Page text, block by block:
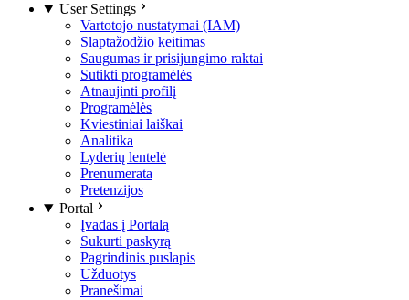
User Settings
Vartotojo nustatymai (IAM)
Slaptažodžio keitimas
Saugumas ir prisijungimo raktai
Sutikti programėlės
Atnaujinti profilį
Programėlės
Kviestiniai laiškai
Analitika
Lyderių lentelė
Prenumerata
Pretenzijos
Portal
Įvadas į Portalą
Sukurti paskyrą
Pagrindinis puslapis
Užduotys
Pranešimai